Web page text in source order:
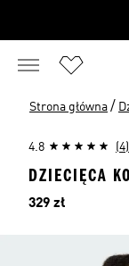
Strona główna /
4.8 (4)
DZIECIĘCA
Cena
329 zł